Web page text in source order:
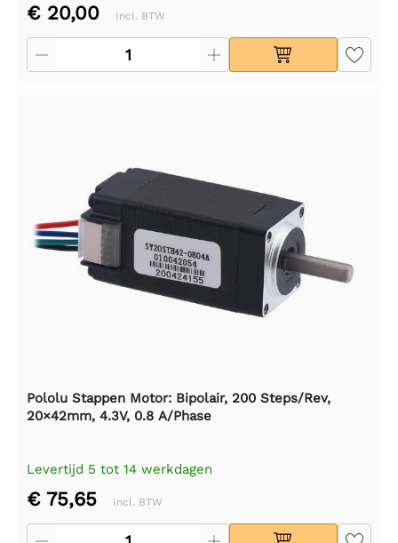
€ 20,00 Incl. BTW
Pololu Stappen Motor: Bipolair, 200 Steps/Rev,
20×42mm, 4.3V, 0.8 A/Phase
Levertijd 5 tot 14 werkdagen
€ 75,65 Incl. BTW